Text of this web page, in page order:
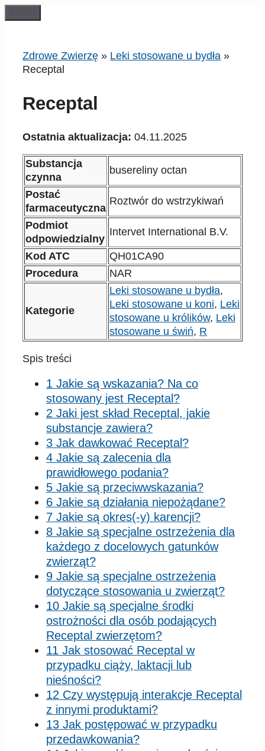
do
Zdrowe Zwierzę » Leki stosowane u bydła »
Receptal
Receptal
Ostatnia aktualizacja: 04.11.2025
Substancja
czynna
busereliny octan
Postać
farmaceutyczna
Roztwór do wstrzykiwań
Podmiot
odpowiedzialny
Intervet International B.V.
Kod ATC
QH01CA90
Procedura
NAR
Kategorie
Leki stosowane u bydła,
Leki stosowane u koni, Leki
stosowane u królików, Leki
stosowane u świń, R
Spis treści
1 Jakie są wskazania? Na co
stosowany jest Receptal?
2 Jaki jest skład Receptal, jakie
substancje zawiera?
3 Jak dawkować Receptal?
4 Jakie są zalecenia dla
prawidłowego podania?
5 Jakie są przeciwwskazania?
6 Jakie są działania niepożądane?
7 Jakie są okres(-y) karencji?
8 Jakie są specjalne ostrzeżenia dla
każdego z docelowych gatunków
zwierząt?
9 Jakie są specjalne ostrzeżenia
dotyczące stosowania u zwierząt?
10 Jakie są specjalne środki
ostrożności dla osób podających
Receptal zwierzętom?
11 Jak stosować Receptal w
przypadku ciąży, laktacji lub
nieśności?
12 Czy występują interakcje Receptal
z innymi produktami?
13 Jak postępować w przypadku
przedawkowania?